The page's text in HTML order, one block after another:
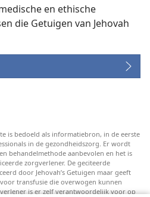
en ethische
die Getuigen van Jehovah
is bedoeld als informatiebron, in de eerste
in de gezondheidszorg. Er wordt
behandelmethode aanbevolen en het is
zorgverlener. De geciteerde
door Jehovah’s Getuigen maar geeft
transfusie die overwogen kunnen
is er zelf verantwoordelijk voor op